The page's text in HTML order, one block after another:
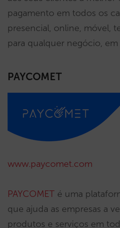
pagamento em todos os
presencial, online, móvel,
para qualquer negócio,
PAYCOMET
www.paycomet.com
PAYCOMET é uma
que ajuda as empresas a
produtos e serviços em